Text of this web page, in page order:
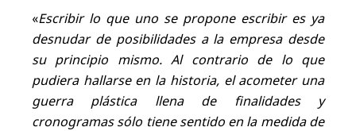
«Escribir lo que uno se propone escribir es ya
desnudar de posibilidades a la empresa desde
su principio mismo. Al contrario de lo que
pudiera hallarse en la historia, el acometer una
guerra plástica llena de finalidades y
cronogramas sólo tiene sentido en la medida de